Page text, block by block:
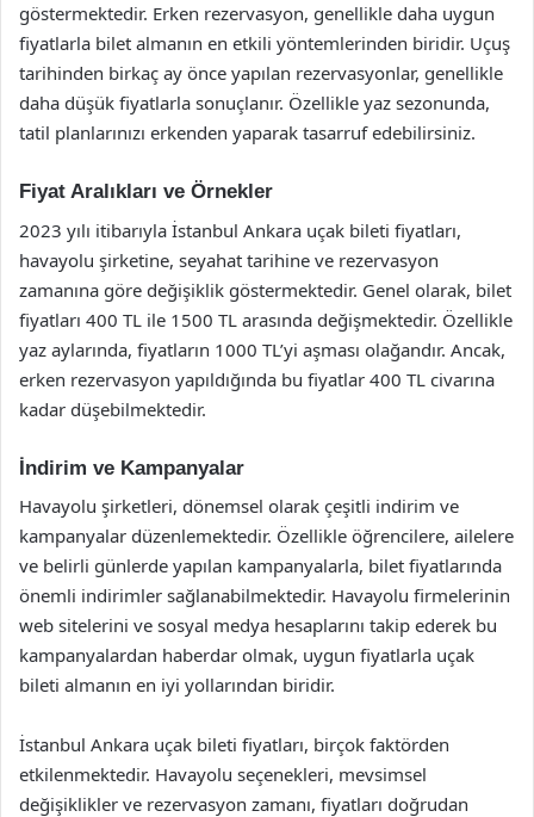
göstermektedir. Erken rezervasyon, genellikle daha uygun
fiyatlarla bilet almanın en etkili yöntemlerinden biridir. Uçuş
tarihinden birkaç ay önce yapılan rezervasyonlar, genellikle
daha düşük fiyatlarla sonuçlanır. Özellikle yaz sezonunda,
tatil planlarınızı erkenden yaparak tasarruf edebilirsiniz.
Fiyat Aralıkları ve Örnekler
2023 yılı itibarıyla İstanbul Ankara uçak bileti fiyatları,
havayolu şirketine, seyahat tarihine ve rezervasyon
zamanına göre değişiklik göstermektedir. Genel olarak, bilet
fiyatları 400 TL ile 1500 TL arasında değişmektedir. Özellikle
yaz aylarında, fiyatların 1000 TL’yi aşması olağandır. Ancak,
erken rezervasyon yapıldığında bu fiyatlar 400 TL civarına
kadar düşebilmektedir.
İndirim ve Kampanyalar
Havayolu şirketleri, dönemsel olarak çeşitli indirim ve
kampanyalar düzenlemektedir. Özellikle öğrencilere, ailelere
ve belirli günlerde yapılan kampanyalarla, bilet fiyatlarında
önemli indirimler sağlanabilmektedir. Havayolu firmelerinin
web sitelerini ve sosyal medya hesaplarını takip ederek bu
kampanyalardan haberdar olmak, uygun fiyatlarla uçak
bileti almanın en iyi yollarından biridir.
İstanbul Ankara uçak bileti fiyatları, birçok faktörden
etkilenmektedir. Havayolu seçenekleri, mevsimsel
değişiklikler ve rezervasyon zamanı, fiyatları doğrudan